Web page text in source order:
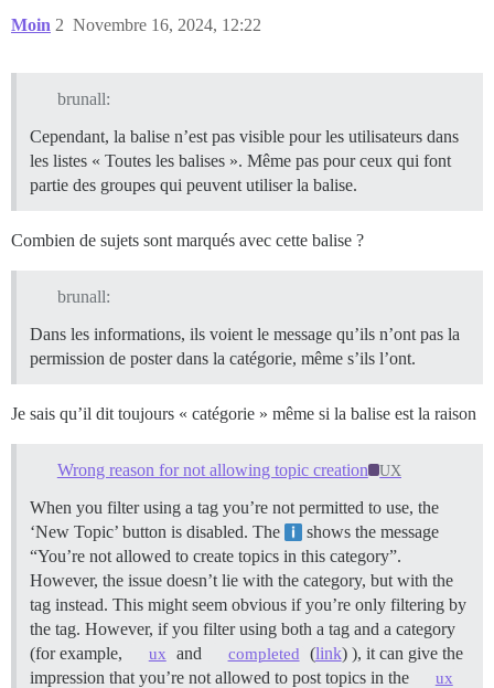
Moin Novembre 16, 2024, 12:22
2
brunall:
Cependant, la balise n’est pas visible pour les utilisateurs dans
les listes « Toutes les balises ». Même pas pour ceux qui font
partie des groupes qui peuvent utiliser la balise.
Combien de sujets sont marqués avec cette balise ?
brunall:
Dans les informations, ils voient le message qu’ils n’ont pas la
permission de poster dans la catégorie, même s’ils l’ont.
Je sais qu’il dit toujours « catégorie » même si la balise est la raison
Wrong reason for not allowing topic creation UX
When you filter using a tag you’re not permitted to use, the
‘New Topic’ button is disabled. The
shows the message
“You’re not allowed to create topics in this category”.
However, the issue doesn’t lie with the category, but with the
tag instead. This might seem obvious if you’re only filtering by
the tag. However, if you filter using both a tag and a category
(for example,
ux and completed (link) ), it can give the
impression that you’re not allowed to post topics in the
ux